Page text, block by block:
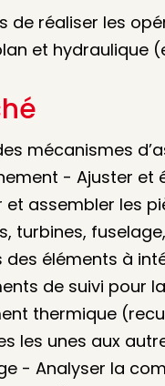
de réaliser les
et hydraulique
mécanismes
- Ajuster et
et assembler les
turbines,
éléments à
de suivi pour
thermique
les unes aux
- Analyser la